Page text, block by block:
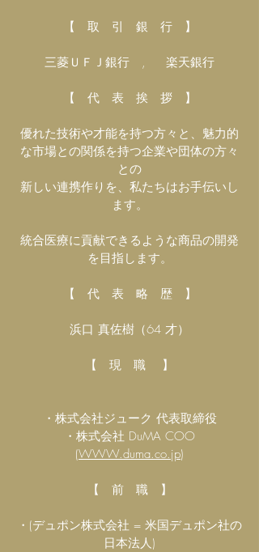
【 取 引 銀 行 】
三菱ＵＦＪ銀行 , 楽天銀行
【 代 表 挨 拶 】
優れた技術や才能を持つ方々と、魅力的
な市場との関係を持つ企業や団体の方々
との
新しい連携作りを、私たちはお手伝いし
ます。
統合医療に貢献できるような商品の開発
を目指します。
【 代 表 略 歴 】
浜口 真佐樹（64 才）
【 現 職 】
・株式会社ジューク 代表取締役
・株式会社 DuMA COO
(WWW.duma.co.jp)
【 前 職 】
・(デュポン株式会社 = 米国デュポン社の
日本法人)